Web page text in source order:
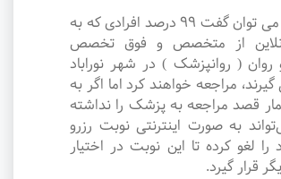
به جرات می‌ توان گفت ۹۹ درصد افرادی که به
از متخصص و فوق تخصص
( روانپزشک ) در شهر نوراباد
مراجعه خواهند کرد اما اگر به
قصد مراجعه به پزشک را نداشته
به صورت اینترنتی نوبت رزرو
لغو کرده تا این نوبت در اختیار
قرار گیرد.